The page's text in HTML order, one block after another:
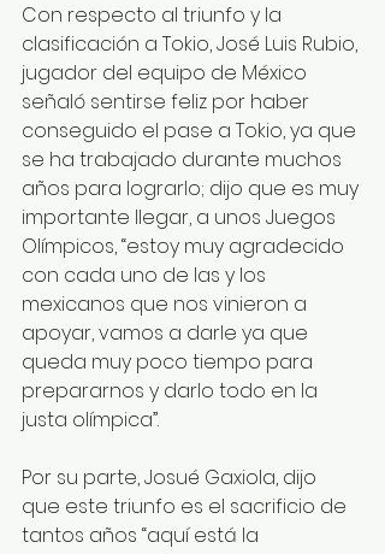
Con respecto al triunfo y la
clasificación a Tokio, José Luis Rubio,
jugador del equipo de México
señaló sentirse feliz por haber
conseguido el pase a Tokio, ya que
se ha trabajado durante muchos
años para lograrlo; dijo que es muy
importante llegar, a unos Juegos
Olímpicos, “estoy muy agradecido
con cada uno de las y los
mexicanos que nos vinieron a
apoyar, vamos a darle ya que
queda muy poco tiempo para
prepararnos y darlo todo en la
justa olímpica”.
Por su parte, Josué Gaxiola, dijo
que este triunfo es el sacrificio de
tantos años “aquí está la